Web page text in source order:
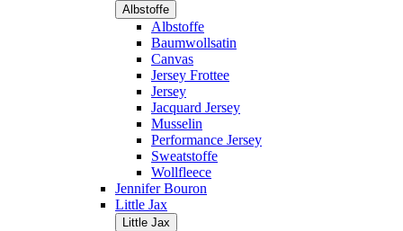
Albstoffe
Albstoffe
Baumwollsatin
Canvas
Jersey Frottee
Jersey
Jacquard Jersey
Musselin
Performance Jersey
Sweatstoffe
Wollfleece
Jennifer Bouron
Little Jax
Little Jax